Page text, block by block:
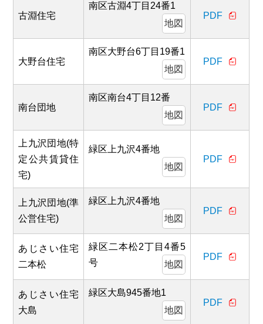
古淵住宅
南区古淵4丁目24番1
地図
PDF
大野台住宅
南区大野台6丁目19番1
地図
PDF
南台団地
南区南台4丁目12番
地図
PDF
上九沢団地(特
定公共賃貸住
宅)
緑区上九沢4番地
地図
PDF
上九沢団地(準
公営住宅)
緑区上九沢4番地
地図
PDF
あじさい住宅
二本松
緑区二本松2丁目4番5
号
地図
PDF
あじさい住宅
大島
緑区大島945番地1
地図
PDF